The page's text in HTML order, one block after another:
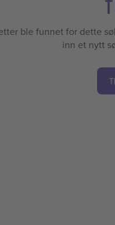
ble funnet for dette
inn et nytt